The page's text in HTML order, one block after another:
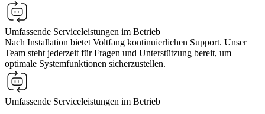
Umfassende Serviceleistungen im Betrieb
Nach Installation bietet Voltfang kontinuierlichen Support. Unser
Team steht jederzeit für Fragen und Unterstützung bereit, um
optimale Systemfunktionen sicherzustellen.
Umfassende Serviceleistungen im Betrieb